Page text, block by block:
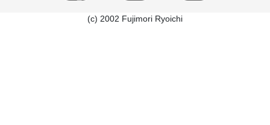
(c) 2002 Fujimori Ryoichi